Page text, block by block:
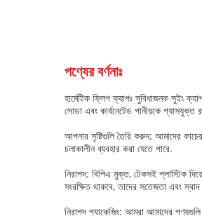
পণ্যের বর্ণনাঃ
হার্মেটিক ফ্লিপ ক্যাপঃ সুবিধাজনক সুইং
সোডা এবং কার্বনেটেড পানীয়কে গ্যাসযুক্ত
আপনার সৃষ্টিগুলি তৈরি করুন: আমাদের
চলাকালীন ব্যবহার করা যেতে পারে.
নিরাপদ: বিপিএ মুক্ত, টেকসই প্লাস্টিক
সংরক্ষিত থাকবে, তাদের সতেজতা এবং
নিরাপদ প্যাকেজিং: আমরা আমাদের